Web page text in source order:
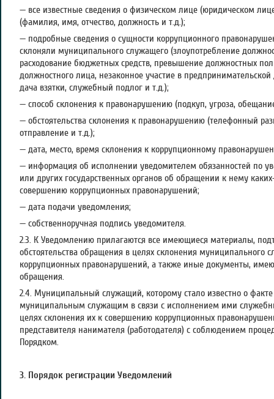
— все известные сведения о физическом лице (юридическом
(фамилия, имя, отчество, должность и т.д.);
— подробные сведения о сущности коррупционного
склоняли муниципального служащего (злоупотребление
расходование бюджетных средств, превышение должностных
должностного лица, незаконное участие в предпринимательской
дача взятки, служебный подлог и т.д.);
— способ склонения к правонарушению (подкуп, угроза,
— обстоятельства склонения к правонарушению (телефонный
отправление и т.д.);
— дата, место, время склонения к коррупционному
— информация об исполнении уведомителем обязанностей по
или других государственных органов об обращении к нему
совершению коррупционных правонарушений;
— дата подачи уведомления;
— собственноручная подпись уведомителя.
2.3. К Уведомлению прилагаются все имеющиеся материалы,
обстоятельства обращения в целях склонения муниципального
коррупционных правонарушений, а также иные документы,
обращения.
2.4. Муниципальный служащий, которому стало известно о
муниципальным служащим в связи с исполнением ими
целях склонения их к совершению коррупционных
представителя нанимателя (работодателя) с соблюдением
Порядком.
3. Порядок регистрации Уведомлений